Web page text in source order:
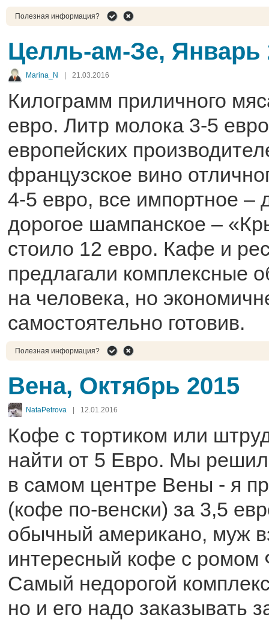
Полезная информация?
Целль-ам-Зе, Январь
Marina_N 21.03.2016
Килограмм приличного
евро. Литр молока 3-5
европейских
французское вино
4-5 евро, все импортное
дорогое шампанское –
стоило 12 евро. Кафе и
предлагали комплексные
на человека, но
самостоятельно готовив.
Полезная информация?
Вена, Октябрь 2015
NataPetrova 12.01.2016
Кофе с тортиком или
найти от 5 Евро. Мы
в самом центре Вены - я
(кофе по-венски) за 3,5
обычный американо, муж
интересный кофе с ромом
Самый недорогой
но и его надо заказывать